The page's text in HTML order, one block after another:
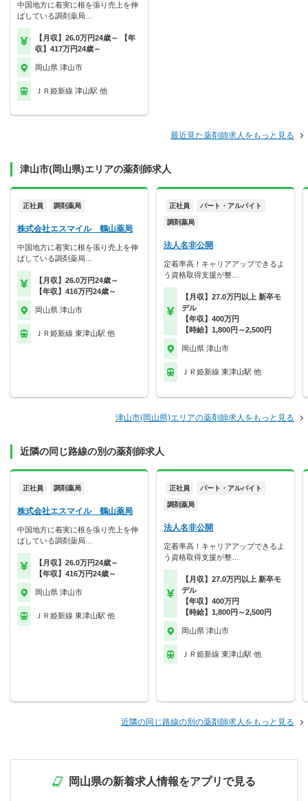
中国地方に着実に根を張り売上を伸
ばしている調剤薬局…
【月収】26.0万円24歳～ 【年
収】417万円24歳～
岡山県 津山市
ＪＲ姫新線 津山駅 他
最近見た薬剤師求人をもっと見る
津山市(岡山県)エリアの薬剤師求人
正社員 調剤薬局
株式会社エスマイル 鶴山薬局
中国地方に着実に根を張り売上を伸
ばしている調剤薬局…
【月収】26.0万円24歳～
【年収】416万円24歳～
岡山県 津山市
ＪＲ姫新線 東津山駅 他
正社員 パート・アルバイト
調剤薬局
法人名非公開
定着率高！キャリアアップできるよ
う資格取得支援が整…
【月収】27.0万円以上 新卒モ
デル
【年収】400万円
【時給】1,800円～2,500円
岡山県 津山市
ＪＲ姫新線 東津山駅 他
津山市(岡山県)エリアの薬剤師求人をもっと見る
近隣の同じ路線の別の薬剤師求人
正社員 調剤薬局
株式会社エスマイル 鶴山薬局
中国地方に着実に根を張り売上を伸
ばしている調剤薬局…
【月収】26.0万円24歳～
【年収】416万円24歳～
岡山県 津山市
ＪＲ姫新線 東津山駅 他
正社員 パート・アルバイト
調剤薬局
法人名非公開
定着率高！キャリアアップできるよ
う資格取得支援が整…
【月収】27.0万円以上 新卒モ
デル
【年収】400万円
【時給】1,800円～2,500円
岡山県 津山市
ＪＲ姫新線 東津山駅 他
近隣の同じ路線の別の薬剤師求人をもっと見る
岡山県の新着求人情報をアプリで見る